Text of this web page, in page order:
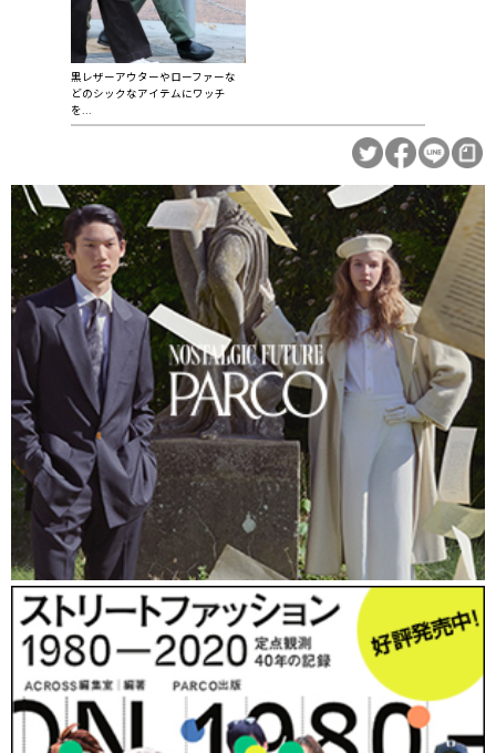
黒レザーアウターやローファーな
どのシックなアイテムにワッチ
を...